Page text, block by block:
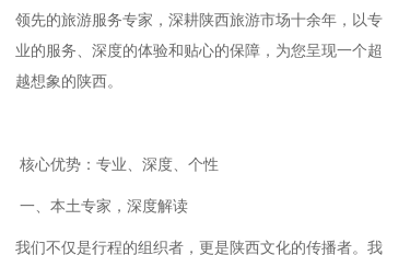
领先的旅游服务专家，深耕陕西旅游市场十余年，以专
业的服务、深度的体验和贴心的保障，为您呈现一个超
越想象的陕西。
核心优势：专业、深度、个性
一、本土专家，深度解读
我们不仅是行程的组织者，更是陕西文化的传播者。我